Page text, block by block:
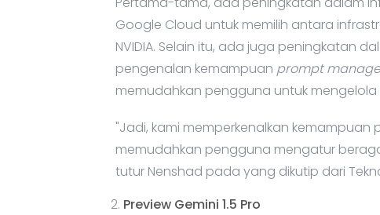
Google Cloud untuk memilih antara
NVIDIA. Selain itu, ada juga peningkatan
pengenalan kemampuan prompt
memudahkan pengguna untuk mengelola
"Jadi, kami memperkenalkan
memudahkan pengguna mengatur
tutur Nenshad pada yang dikutip dari
Preview Gemini 1.5 Pro